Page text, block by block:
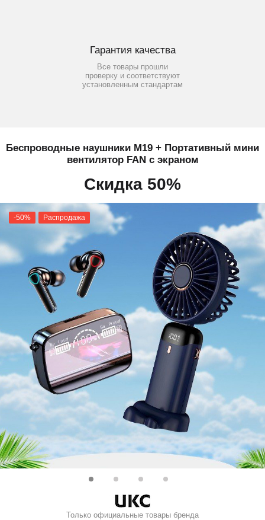
Гарантия качества
Все товары прошли
проверку и соответствуют
установленным стандартам
Беспроводные наушники M19 + Портативный мини
вентилятор FAN с экраном
Скидка 50%
-50% Распродажа
Только официальные товары бренда